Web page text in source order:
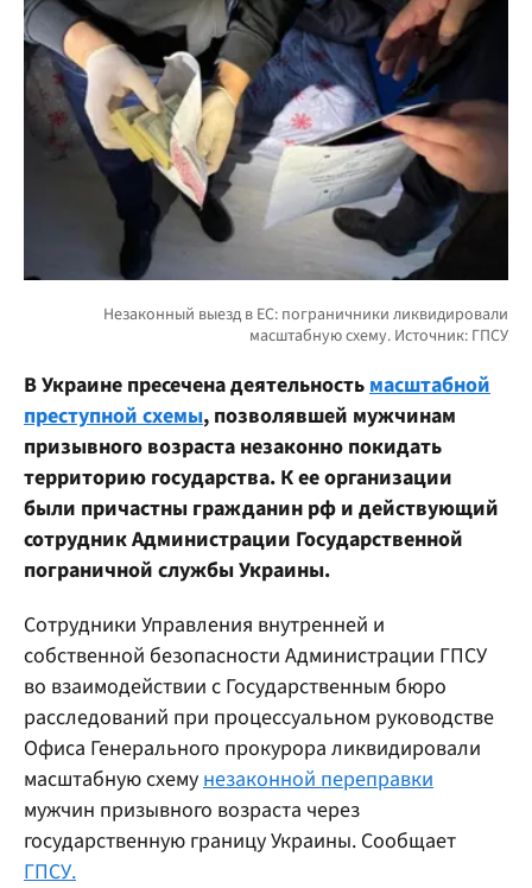
В Украине пресечена деятельность масштабной
преступной схемы, позволявшей мужчинам
призывного возраста незаконно покидать
территорию государства. К ее организации
были причастны гражданин рф и действующий
сотрудник Администрации Государственной
пограничной службы Украины.
Сотрудники Управления внутренней и
собственной безопасности Администрации ГПСУ
во взаимодействии с Государственным бюро
расследований при процессуальном руководстве
Офиса Генерального прокурора ликвидировали
масштабную схему незаконной переправки
мужчин призывного возраста через
государственную границу Украины. Сообщает
ГПСУ.